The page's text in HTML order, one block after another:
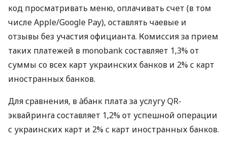
код просматривать меню, оплачивать счет (в том
числе Apple/Google Pay), оставлять чаевые и
отзывы без участия официанта. Комиссия за прием
таких платежей в monobank составляет 1,3% от
суммы со всех карт украинских банков и 2% с карт
иностранных банков.
Для сравнения, в àбанк плата за услугу QR-
эквайринга составляет 1,2% от успешной операции
с украинских карт и 2% с карт иностранных банков.